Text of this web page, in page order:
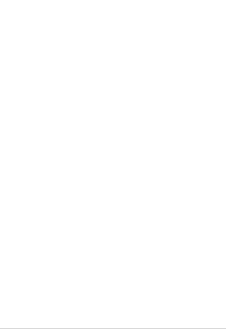
Baden-Württemberg
von A-Z finden Sie
BUCHEN
Sachgebiete zur Online-
online buchen